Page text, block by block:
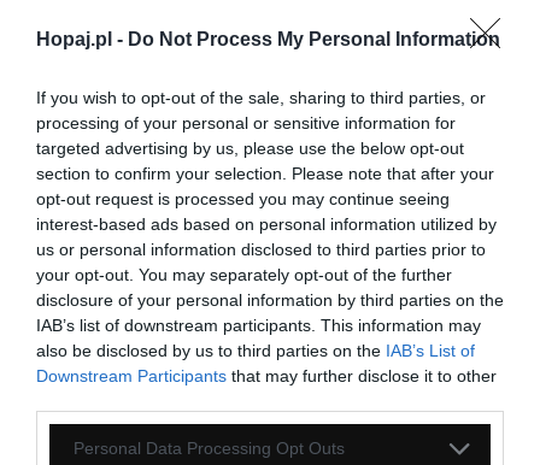
Hopaj.pl - Do Not Process My Personal Information
If you wish to opt-out of the sale, sharing to third parties, or
processing of your personal or sensitive information for
targeted advertising by us, please use the below opt-out
section to confirm your selection. Please note that after your
opt-out request is processed you may continue seeing
interest-based ads based on personal information utilized by
us or personal information disclosed to third parties prior to
your opt-out. You may separately opt-out of the further
disclosure of your personal information by third parties on the
IAB’s list of downstream participants. This information may
also be disclosed by us to third parties on the IAB’s List of
Downstream Participants that may further disclose it to other
Personal Data Processing Opt Outs